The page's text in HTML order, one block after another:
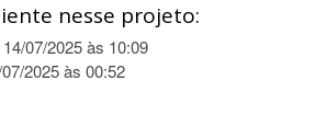
nesse projeto:
14/07/2025 às 10:09
2025 às 00:52